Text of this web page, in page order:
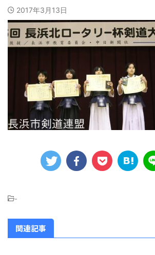
2017年3月13日
-
関連記事